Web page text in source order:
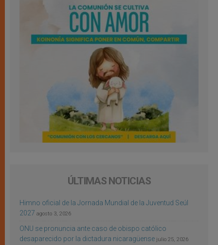
ÚLTIMAS NOTICIAS
Himno oficial de la Jornada Mundial de la Juventud Seúl
2027 agosto 3, 2026
ONU se pronuncia ante caso de obispo católico
desaparecido por la dictadura nicaragüense julio 25, 2026